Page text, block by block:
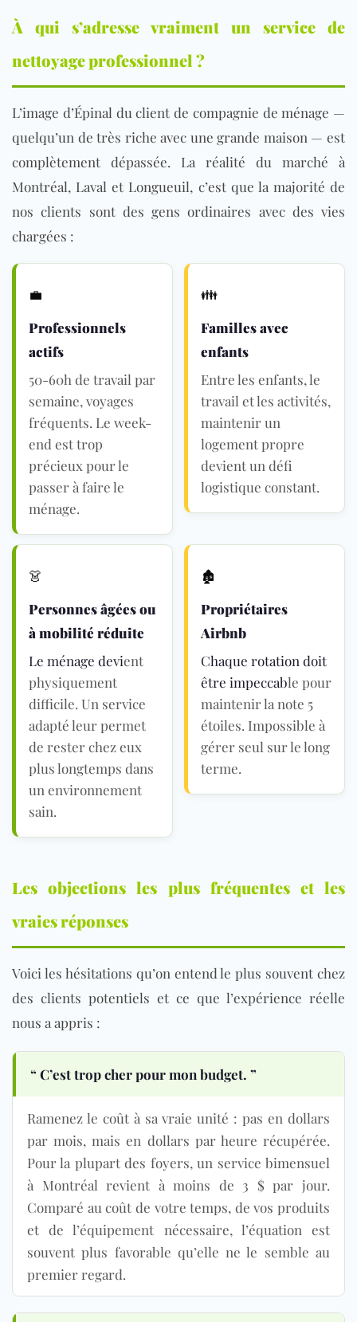
À qui s’adresse vraiment un service de
nettoyage professionnel ?
L’image d’Épinal du client de compagnie de ménage —
quelqu’un de très riche avec une grande maison — est
complètement dépassée. La réalité du marché à
Montréal, Laval et Longueuil, c’est que la majorité de
nos clients sont des gens ordinaires avec des vies
chargées :
💼
Professionnels
actifs
50-60h de travail par
semaine, voyages
fréquents. Le week-
end est trop
précieux pour le
passer à faire le
ménage.
👪
Familles avec
enfants
Entre les enfants, le
travail et les activités,
maintenir un
logement propre
devient un défi
logistique constant.
👗
Personnes âgées ou
à mobilité réduite
Le ménage devient
physiquement
difficile. Un service
adapté leur permet
de rester chez eux
plus longtemps dans
un environnement
sain.
🏚
Propriétaires
Airbnb
Chaque rotation doit
être impeccable pour
maintenir la note 5
étoiles. Impossible à
gérer seul sur le long
terme.
Les objections les plus fréquentes et les
vraies réponses
Voici les hésitations qu’on entend le plus souvent chez
des clients potentiels et ce que l’expérience réelle
nous a appris :
“ C’est trop cher pour mon budget. ”
Ramenez le coût à sa vraie unité : pas en dollars
par mois, mais en dollars par heure récupérée.
Pour la plupart des foyers, un service bimensuel
à Montréal revient à moins de 3 $ par jour.
Comparé au coût de votre temps, de vos produits
et de l’équipement nécessaire, l’équation est
souvent plus favorable qu’elle ne le semble au
premier regard.